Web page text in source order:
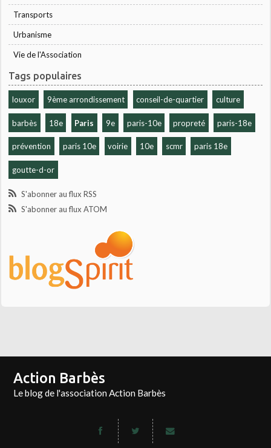
Transports
Urbanisme
Vie de l'Association
Tags populaires
louxor 9ème arrondissement conseil-de-quartier culture
barbès 18e Paris 9e paris-10e propreté paris-18e
prévention paris 10e voirie 10e scmr paris 18e
goutte-d-or
S'abonner au flux RSS
S'abonner au flux ATOM
Action Barbès
Le blog de l'association Action Barbès